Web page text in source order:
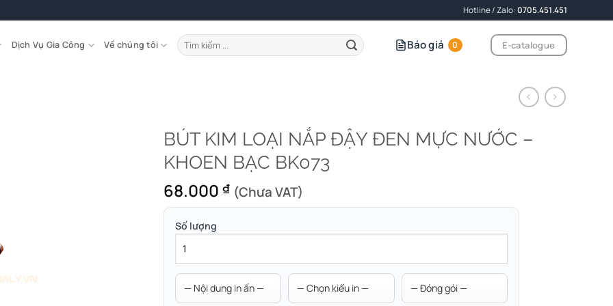
Hotline / Zalo:0705.451.451
Dịch Vụ Gia Công Về chúng tôi
Tìm
kiếm:
Báo giá 0 E-catalogue
BÚT KIM LOẠI NẮP ĐẬY ĐEN MỰC NƯỚC –
KHOEN BẠC BK073
68.000 ₫ (Chưa VAT)
Số lượng